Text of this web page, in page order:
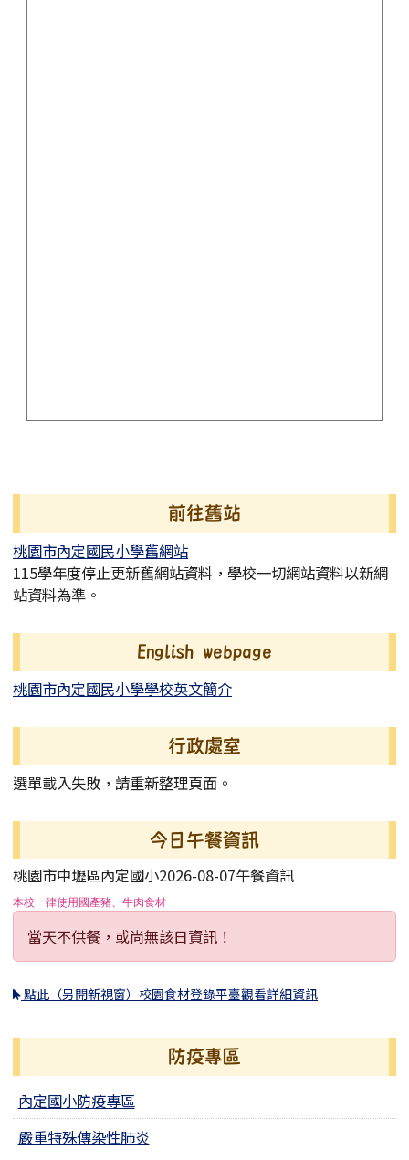
前往舊站
桃園市內定國民小學舊網站
115學年度停止更新舊網站資料，學校一切網站資料以新網
站資料為準。
English webpage
桃園市內定國民小學學校英文簡介
行政處室
選單載入失敗，請重新整理頁面。
今日午餐資訊
桃園市中壢區內定國小2026-08-07午餐資訊
本校一律使用國產豬、牛肉食材
當天不供餐，或尚無該日資訊！
點此（另開新視窗）校園食材登錄平臺觀看詳細資訊
防疫專區
內定國小防疫專區
嚴重特殊傳染性肺炎